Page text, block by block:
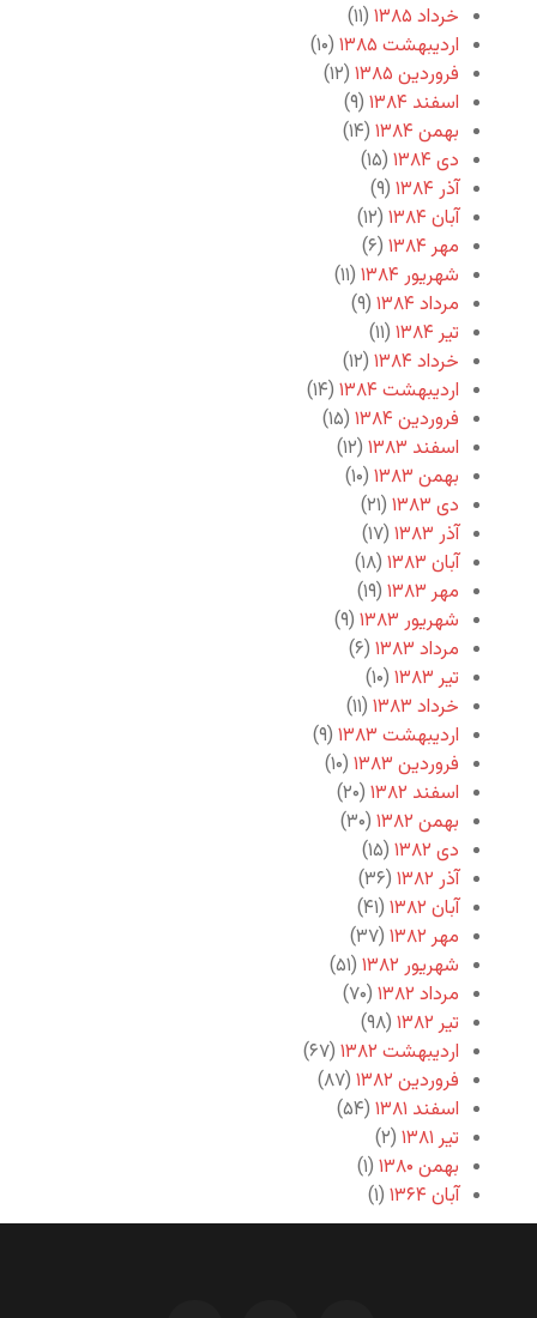
خرداد ۱۳۸۵
(۱۱)
اردیبهشت ۱۳۸۵
(۱۰)
فروردین ۱۳۸۵
(۱۲)
اسفند ۱۳۸۴
(۹)
بهمن ۱۳۸۴
(۱۴)
دی ۱۳۸۴
(۱۵)
آذر ۱۳۸۴
(۹)
آبان ۱۳۸۴
(۱۲)
مهر ۱۳۸۴
(۶)
شهریور ۱۳۸۴
(۱۱)
مرداد ۱۳۸۴
(۹)
تیر ۱۳۸۴
(۱۱)
خرداد ۱۳۸۴
(۱۲)
اردیبهشت ۱۳۸۴
(۱۴)
فروردین ۱۳۸۴
(۱۵)
اسفند ۱۳۸۳
(۱۲)
بهمن ۱۳۸۳
(۱۰)
دی ۱۳۸۳
(۲۱)
آذر ۱۳۸۳
(۱۷)
آبان ۱۳۸۳
(۱۸)
مهر ۱۳۸۳
(۱۹)
شهریور ۱۳۸۳
(۹)
مرداد ۱۳۸۳
(۶)
تیر ۱۳۸۳
(۱۰)
خرداد ۱۳۸۳
(۱۱)
اردیبهشت ۱۳۸۳
(۹)
فروردین ۱۳۸۳
(۱۰)
اسفند ۱۳۸۲
(۲۰)
بهمن ۱۳۸۲
(۳۰)
دی ۱۳۸۲
(۱۵)
آذر ۱۳۸۲
(۳۶)
آبان ۱۳۸۲
(۴۱)
مهر ۱۳۸۲
(۳۷)
شهریور ۱۳۸۲
(۵۱)
مرداد ۱۳۸۲
(۷۰)
تیر ۱۳۸۲
(۹۸)
اردیبهشت ۱۳۸۲
(۶۷)
فروردین ۱۳۸۲
(۸۷)
اسفند ۱۳۸۱
(۵۴)
تیر ۱۳۸۱
(۲)
بهمن ۱۳۸۰
(۱)
آبان ۱۳۶۴
(۱)